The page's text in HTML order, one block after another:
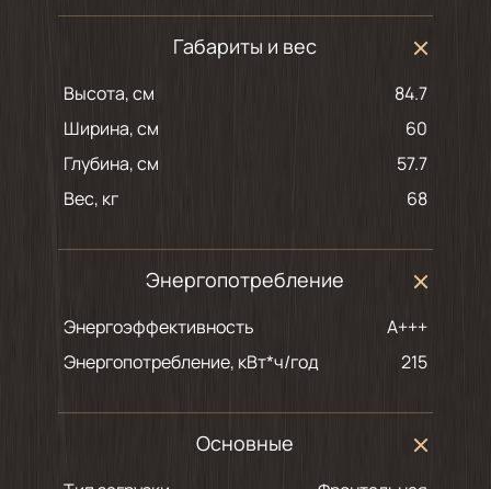
Габариты и вес
Высота, см
84.7
Ширина, см
60
Глубина, см
57.7
Вес, кг
68
Энергопотребление
Энергоэффективность
A+++
Энергопотребление, кВт*ч/год
215
Основные